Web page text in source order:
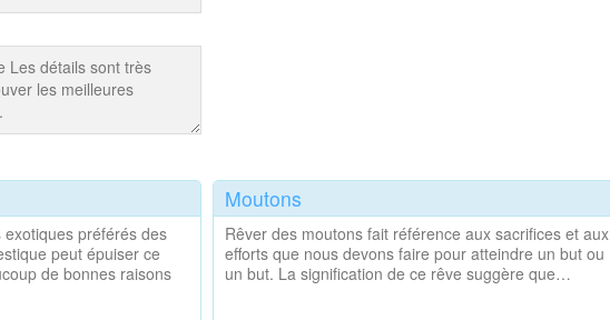
exotiques préférés des
peut épuiser ce
de bonnes raisons
Moutons
Rêver des moutons fait référence aux sacrifices et aux
efforts que nous devons faire pour atteindre un but ou
un but. La signification de ce rêve suggère que…